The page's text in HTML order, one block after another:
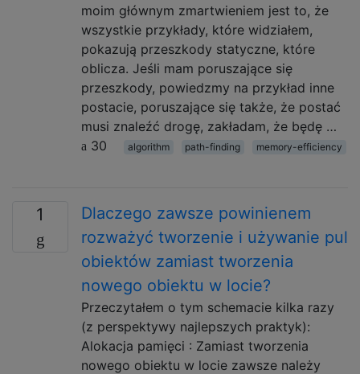
moim głównym zmartwieniem jest to, że
wszystkie przykłady, które widziałem,
pokazują przeszkody statyczne, które
oblicza. Jeśli mam poruszające się
przeszkody, powiedzmy na przykład inne
postacie, poruszające się także, że postać
musi znaleźć drogę, zakładam, że będę …
30
algorithm path-finding memory-efficiency
1
Dlaczego zawsze powinienem
rozważyć tworzenie i używanie pul
obiektów zamiast tworzenia
nowego obiektu w locie?
Przeczytałem o tym schemacie kilka razy
(z perspektywy najlepszych praktyk):
Alokacja pamięci : Zamiast tworzenia
nowego obiektu w locie zawsze należy